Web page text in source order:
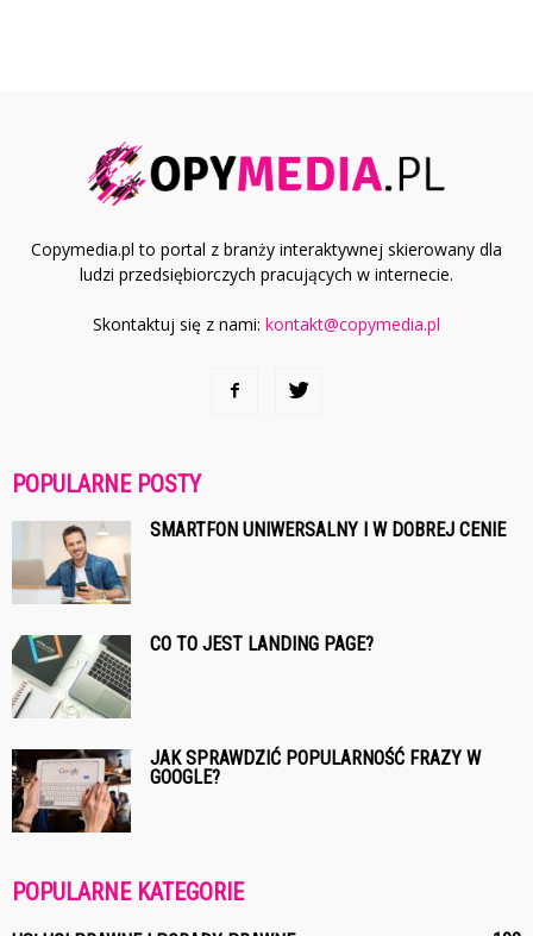
Copymedia.pl to portal z branży interaktywnej skierowany dla
ludzi przedsiębiorczych pracujących w internecie.
Skontaktuj się z nami: kontakt@copymedia.pl
POPULARNE POSTY
SMARTFON UNIWERSALNY I W DOBREJ CENIE
CO TO JEST LANDING PAGE?
JAK SPRAWDZIĆ POPULARNOŚĆ FRAZY W
GOOGLE?
POPULARNE KATEGORIE